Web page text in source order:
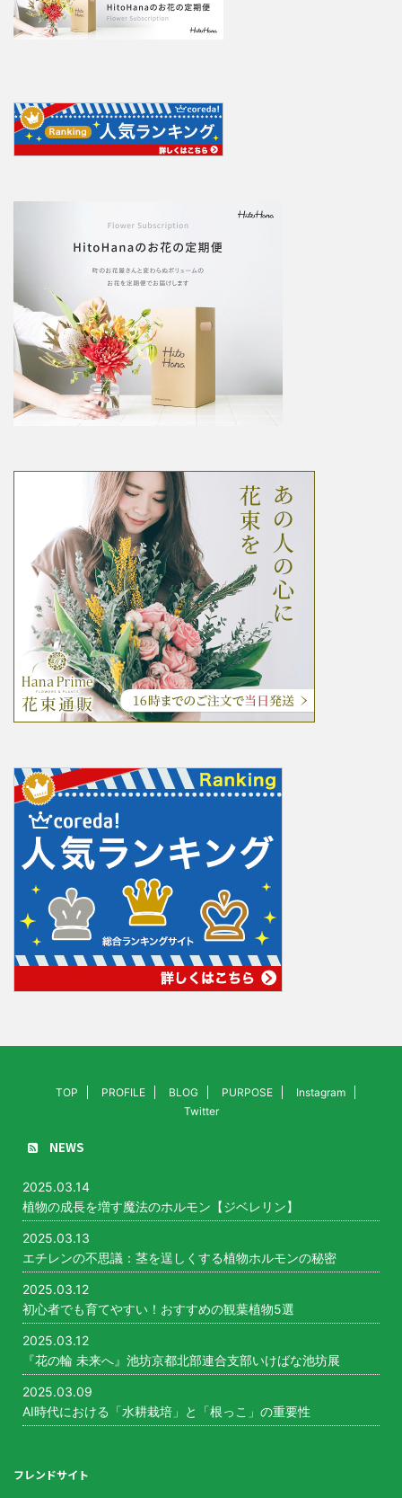
TOP PROFILE BLOG PURPOSE
Instagram
Twitter
NEWS
2025.03.14
植物の成長を増す魔法のホルモン【ジベレリン】
2025.03.13
エチレンの不思議：茎を逞しくする植物ホルモンの秘密
2025.03.12
初心者でも育てやすい！おすすめの観葉植物5選
2025.03.12
『花の輪 未来へ』池坊京都北部連合支部いけばな池坊展
2025.03.09
AI時代における「水耕栽培」と「根っこ」の重要性
フレンドサイト